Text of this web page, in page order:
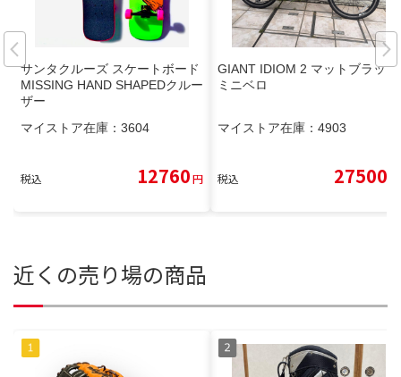
サンタクルーズ スケートボード
MISSING HAND SHAPEDクルー
ザー
マイストア在庫： 3604
税込 12760円
GIANT IDIOM 2 マットブラック
ミニベロ
マイストア在庫： 4903
税込 27500
近くの売り場の商品